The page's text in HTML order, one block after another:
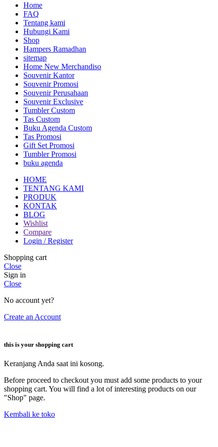
Home
FAQ
Tentang kami
Hubungi Kami
Shop
Hampers Ramadhan
sitemap
Home New Merchandiso
Souvenir Kantor
Souvenir Promosi
Souvenir Perusahaan
Souvenir Exclusive
Tumbler Custom
Tas Custom
Buku Agenda Custom
Tas Promosi
Gift Set Promosi
Tumbler Promosi
buku agenda
HOME
TENTANG KAMI
PRODUK
KONTAK
BLOG
Wishlist
Compare
Login / Register
Shopping cart
Close
Sign in
Close
No account yet?
Create an Account
this is your shopping cart
Keranjang Anda saat ini kosong.
Before proceed to checkout you must add some products to your
shopping cart. You will find a lot of interesting products on our
"Shop" page.
Kembali ke toko